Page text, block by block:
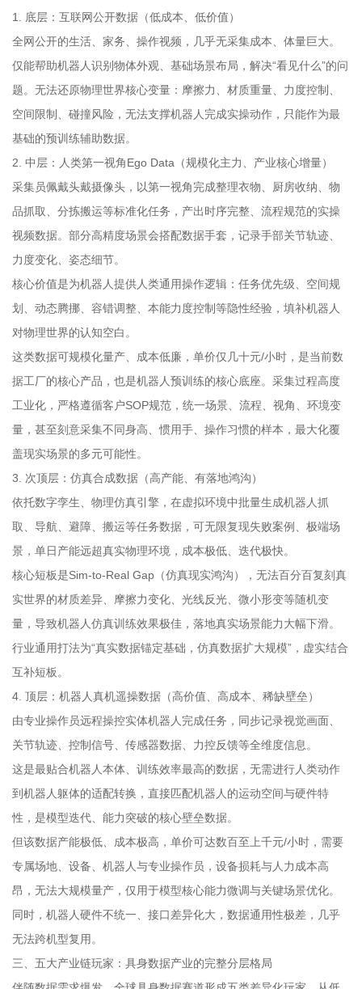
1. 底层：互联网公开数据（低成本、低价值）
全网公开的生活、家务、操作视频，几乎无采集成本、体量巨大。
仅能帮助机器人识别物体外观、基础场景布局，解决“看见什么”的问
题。无法还原物理世界核心变量：摩擦力、材质重量、力度控制、
空间限制、碰撞风险，无法支撑机器人完成实操动作，只能作为最
基础的预训练辅助数据。
2. 中层：人类第一视角Ego Data（规模化主力、产业核心增量）
采集员佩戴头戴摄像头，以第一视角完成整理衣物、厨房收纳、物
品抓取、分拣搬运等标准化任务，产出时序完整、流程规范的实操
视频数据。部分高精度场景会搭配数据手套，记录手部关节轨迹、
力度变化、姿态细节。
核心价值是为机器人提供人类通用操作逻辑：任务优先级、空间规
划、动态腾挪、容错调整、本能力度控制等隐性经验，填补机器人
对物理世界的认知空白。
这类数据可规模化量产、成本低廉，单价仅几十元/小时，是当前数
据工厂的核心产品，也是机器人预训练的核心底座。采集过程高度
工业化，严格遵循客户SOP规范，统一场景、流程、视角、环境变
量，甚至刻意采集不同身高、惯用手、操作习惯的样本，最大化覆
盖现实场景的多元可能性。
3. 次顶层：仿真合成数据（高产能、有落地鸿沟）
依托数字孪生、物理仿真引擎，在虚拟环境中批量生成机器人抓
取、导航、避障、搬运等任务数据，可无限复现失败案例、极端场
景，单日产能远超真实物理环境，成本极低、迭代极快。
核心短板是Sim-to-Real Gap（仿真现实鸿沟），无法百分百复刻真
实世界的材质差异、摩擦力变化、光线反光、微小形变等随机变
量，导致机器人仿真训练效果极佳，落地真实场景能力大幅下滑。
行业通用打法为“真实数据锚定基础，仿真数据扩大规模”，虚实结合
互补短板。
4. 顶层：机器人真机遥操数据（高价值、高成本、稀缺壁垒）
由专业操作员远程操控实体机器人完成任务，同步记录视觉画面、
关节轨迹、控制信号、传感器数据、力控反馈等全维度信息。
这是最贴合机器人本体、训练效率最高的数据，无需进行人类动作
到机器人躯体的适配转换，直接匹配机器人的运动空间与硬件特
性，是模型迭代、能力突破的核心壁垒数据。
但该数据产能极低、成本极高，单价可达数百至上千元/小时，需要
专属场地、设备、机器人与专业操作员，设备损耗与人力成本高
昂，无法大规模量产，仅用于模型核心能力微调与关键场景优化。
同时，机器人硬件不统一、接口差异化大，数据通用性极差，几乎
无法跨机型复用。
三、五大产业链玩家：具身数据产业的完整分层格局